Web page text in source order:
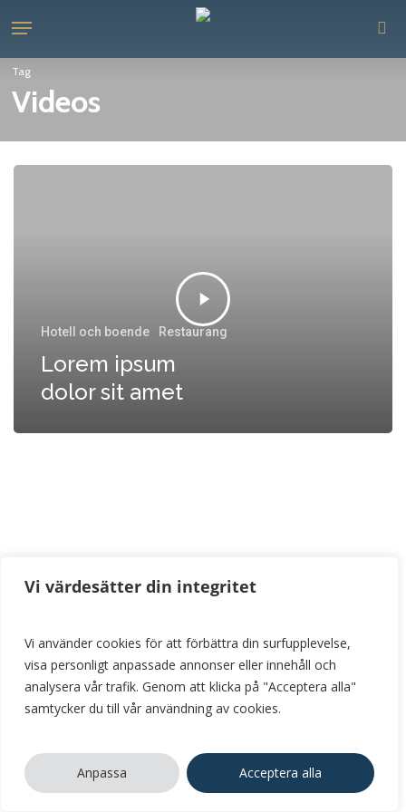
Vi värdesätter din integritet
Vi använder cookies för att förbättra din surfupplevelse,
visa personligt anpassade annonser eller innehåll och
analysera vår trafik. Genom att klicka på "Acceptera alla"
samtycker du till vår användning av cookies.
Anpassa Acceptera alla
to
main
content
Menu
Tag
Videos
Hotell och boende Restaurang
Lorem ipsum
dolor sit amet